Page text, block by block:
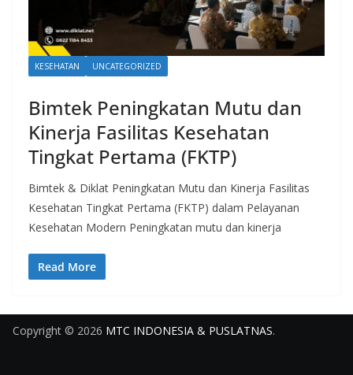
KESEHATAN UNCATEGORIZED
Bimtek Peningkatan Mutu dan
Kinerja Fasilitas Kesehatan
Tingkat Pertama (FKTP)
Bimtek & Diklat Peningkatan Mutu dan Kinerja Fasilitas
Kesehatan Tingkat Pertama (FKTP) dalam Pelayanan
Kesehatan Modern Peningkatan mutu dan kinerja
Read More
Copyright © 2026 MTC INDONESIA & PUSLATNAS.